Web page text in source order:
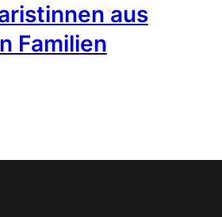
aus
Familien